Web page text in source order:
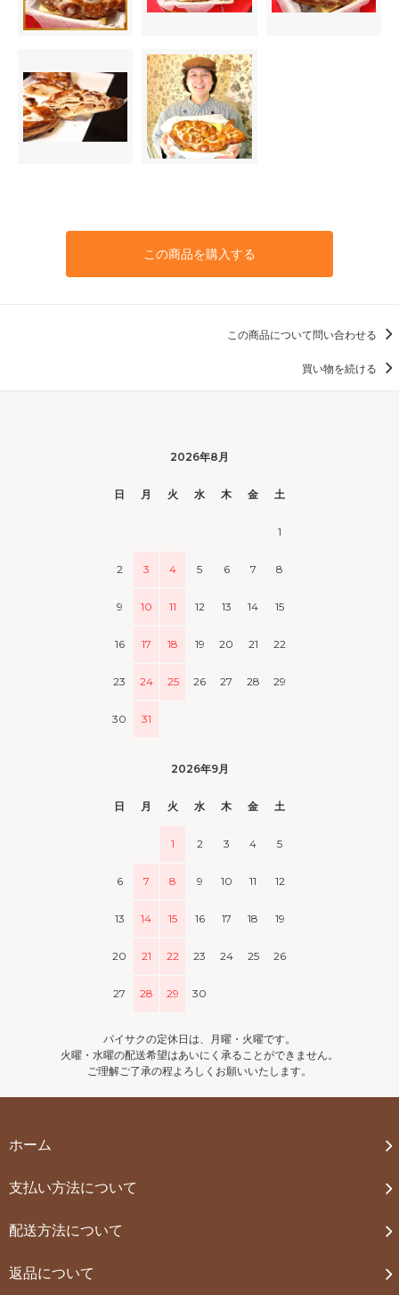
この商品を購入する
この商品について問い合わせる
買い物を続ける
2026年8月
日 月 火 水 木 金 土
1
2 3 4 5 6 7 8
9 10 11 12 13 14 15
16 17 18 19 20 21 22
23 24 25 26 27 28 29
30 31
2026年9月
日 月 火 水 木 金 土
1 2 3 4 5
6 7 8 9 10 11 12
13 14 15 16 17 18 19
20 21 22 23 24 25 26
27 28 29 30
パイサクの定休日は、月曜・火曜です。
火曜・水曜の配送希望はあいにく承ることができません。
ご理解ご了承の程よろしくお願いいたします。
ホーム
支払い方法について
配送方法について
返品について